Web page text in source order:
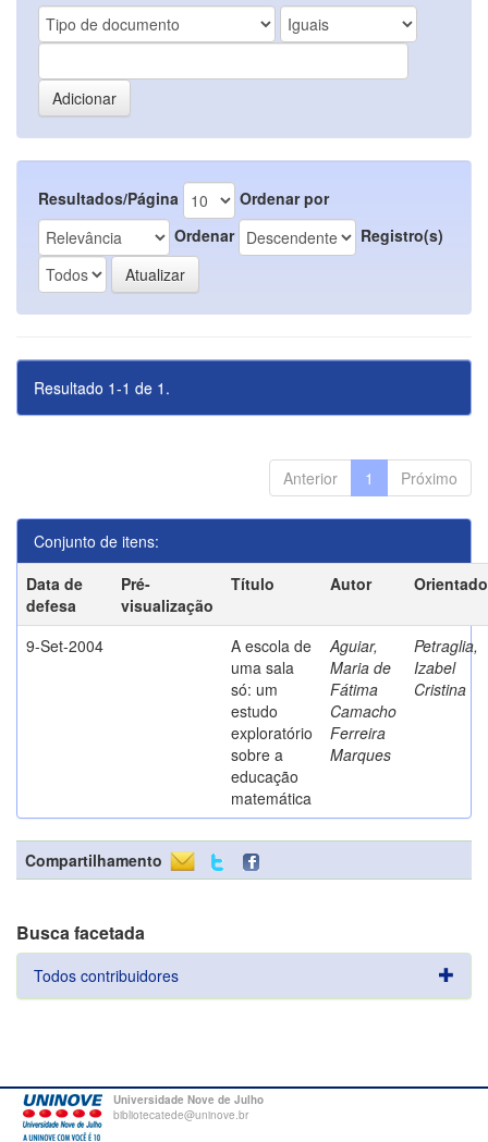
Resultados/Página
Ordenar por
Ordenar
Registro(s)
Resultado 1-1 de 1.
Anterior 1 Próximo
Conjunto de itens:
Data de
defesa
Pré-
visualização
Título Autor
9-Set-2004
A escola de
uma sala
só: um
estudo
exploratório
sobre a
educação
matemática
Aguiar,
Maria de
Fátima
Camacho
Ferreira
Marques
Petraglia,
Izabel
Cristina
Compartilhamento
Busca facetada
Todos contribuidores
Universidade Nove de Julho
bibliotecatede@uninove.br